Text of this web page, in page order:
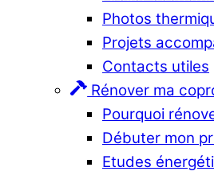
Photos
Projets
Contacts utiles
Rénover ma
Pourquoi
Débuter mon
Etudes